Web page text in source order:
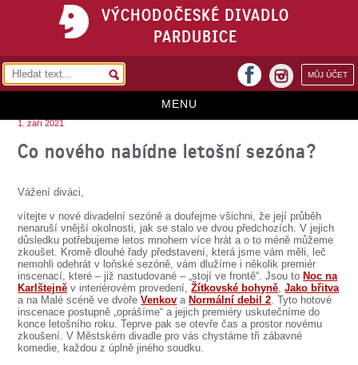
VÝCHODOČESKÉ DIVADLO
PARDUBICE
MŮJ ÚČET
facebook
MENU
VSTUPENKY
PŘEDPLATNÉ
KONTAKTY
O DIVADLE
1. září 2021
Co nového nabídne letošní sezóna?
Vážení diváci,
vítejte v nové divadelní sezóně a doufejme všichni, že její průběh
nenaruší vnější okolnosti, jak se stalo ve dvou předchozích. V jejich
důsledku potřebujeme letos mnohem více hrát a o to méně můžeme
zkoušet. Kromě dlouhé řady představení, která jsme vám měli, leč
nemohli odehrát v loňské sezóně, vám dlužíme i několik premiér
inscenací, které – již nastudované – „stojí ve frontě“. Jsou to Noc na
Karlštejně v interiérovém provedení,Žítkovské bohyně,Jako břitva
a na Malé scéně ve dvořeVenkov a Normální debil 2. Tyto hotové
inscenace postupně „oprášíme“ a jejich premiéry uskutečníme do
konce letošního roku. Teprve pak se otevře čas a prostor novému
zkoušení. V Městském divadle pro vás chystáme tři zábavné
komedie, každou z úplně jiného soudku.